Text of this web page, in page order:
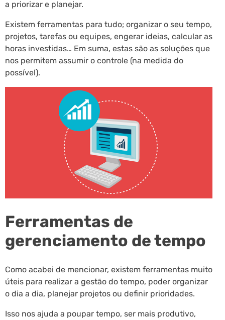
a priorizar e planejar.
Existem ferramentas para tudo; organizar o seu tempo,
projetos, tarefas ou equipes, engerar ideias, calcular as
horas investidas… Em suma, estas são as soluções que
nos permitem assumir o controle (na medida do
possível).
Ferramentas de
gerenciamento de tempo
Como acabei de mencionar, existem ferramentas muito
úteis para realizar a gestão do tempo, poder organizar
o dia a dia, planejar projetos ou definir prioridades.
Isso nos ajuda a poupar tempo, ser mais produtivo,